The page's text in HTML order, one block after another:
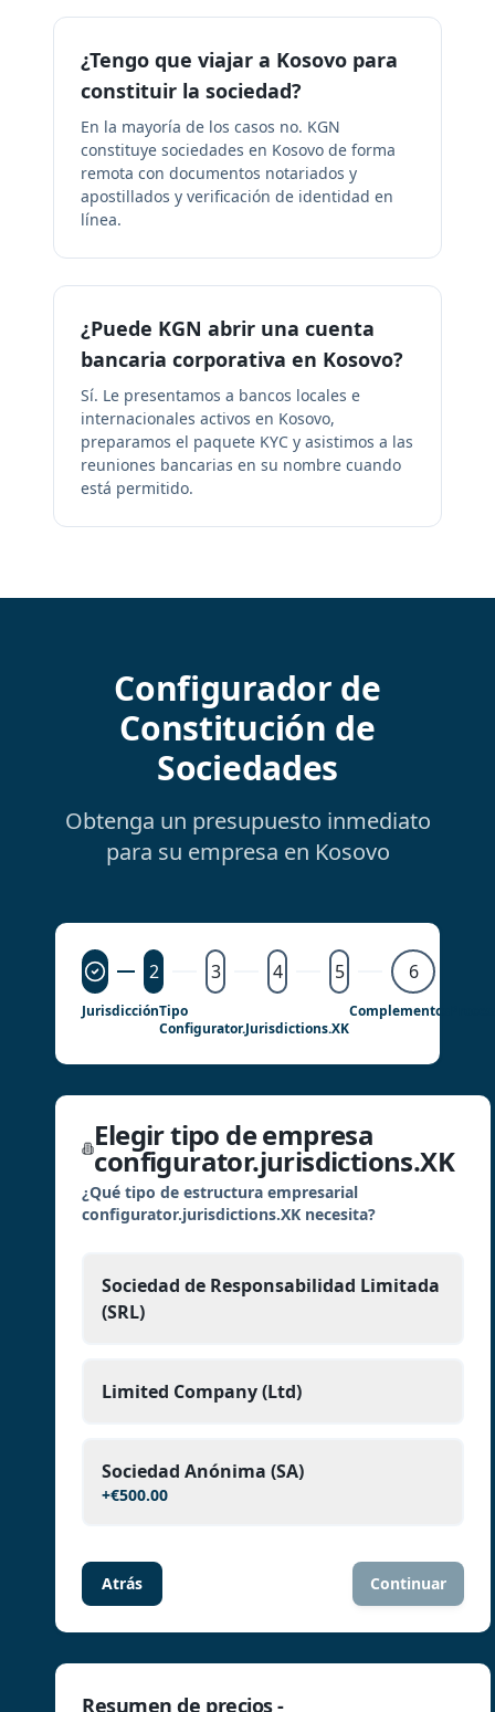
¿Tengo que viajar a Kosovo para
constituir la sociedad?
En la mayoría de los casos no. KGN
constituye sociedades en Kosovo de forma
remota con documentos notariados y
apostillados y verificación de identidad en
línea.
¿Puede KGN abrir una cuenta
bancaria corporativa en Kosovo?
Sí. Le presentamos a bancos locales e
internacionales activos en Kosovo,
preparamos el paquete KYC y asistimos a las
reuniones bancarias en su nombre cuando
está permitido.
Configurador de
Constitución de
Sociedades
Obtenga un presupuesto inmediato
para su empresa en Kosovo
2 3 4 5 6
JurisdicciónTipo
Configurator.jurisdictions.XK
Complementos
Elegir tipo de empresa
configurator.jurisdictions.XK
¿Qué tipo de estructura empresarial
configurator.jurisdictions.XK necesita?
Sociedad de Responsabilidad Limitada
(SRL)
Limited Company (Ltd)
Sociedad Anónima (SA)
+€500.00
Atrás Continuar
Resumen de precios -